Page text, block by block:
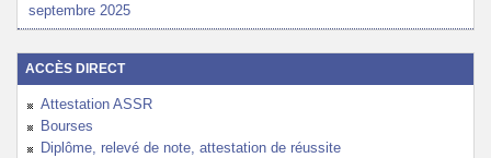
septembre 2025
ACCÈS DIRECT
Attestation ASSR
Bourses
Diplôme, relevé de note, attestation de réussite